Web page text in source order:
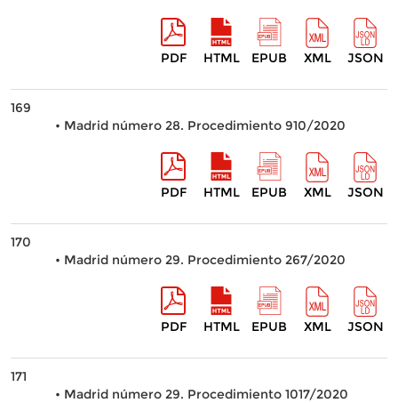
PDF HTML EPUB XML JSON
169
• Madrid número 28. Procedimiento 910/2020
PDF HTML EPUB XML JSON
170
• Madrid número 29. Procedimiento 267/2020
PDF HTML EPUB XML JSON
171
• Madrid número 29. Procedimiento 1017/2020